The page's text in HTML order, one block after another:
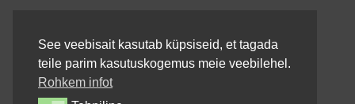
Michelin
Mitas
See veebisait kasutab küpsiseid, et tagada
teile parim kasutuskogemus meie veebilehel.
Rohkem infot